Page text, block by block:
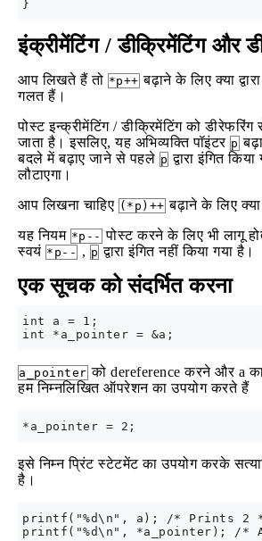
इंक्रीमेंटिंग / डीक्रिमेंटिंग और
आप लिखते हैं तो *p++ बढ़ाने के लिए क्या
गलत हैं।
पोस्ट इन्क्रीमेंटिंग / डीक्रिमेंटिंग को डीरेफरिंग
जाता है। इसलिए, यह अभिव्यक्ति पॉइंटर p
बदले में बढ़ाए जाने से पहले p द्वारा इंगित
लौटाएगा।
आप लिखना चाहिए (*p)++ बढ़ाने के लिए क्या
यह नियम *p-- पोस्ट करने के लिए भी लागू
स्वयं *p-- , p द्वारा इंगित नहीं किया गया है।
एक सूचक को संदर्भित करना
int a = 1;
a_pointer को dereference करने और a
हम निम्नलिखित ऑपरेशन का उपयोग करते हैं
इसे निम्न प्रिंट स्टेटमेंट का उपयोग करके
है।
printf("%d\n", a); /* Prints 2